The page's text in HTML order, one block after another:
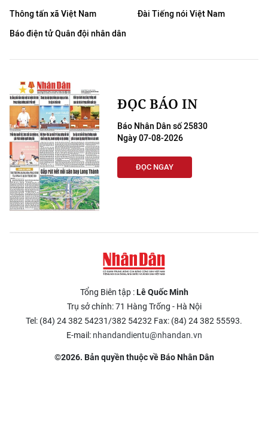
Thông tấn xã Việt Nam
Đài Tiếng nói Việt Nam
Báo điện tử Quân đội nhân dân
ĐỌC BÁO IN
Báo Nhân Dân số 25830
Ngày 07-08-2026
ĐỌC NGAY
Tổng Biên tập :Lê Quốc Minh
Trụ sở chính: 71 Hàng Trống - Hà Nội
Tel: (84) 24 382 54231/382 54232 Fax: (84) 24 382 55593.
E-mail: nhandandientu@nhandan.vn
©2026. Bản quyền thuộc về Báo Nhân Dân